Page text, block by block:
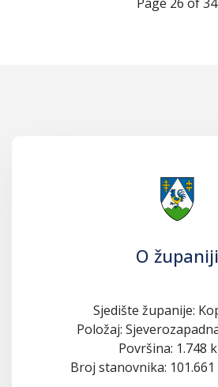
O županiji
Sjedište županije:
Položaj:
Površina: 1.748
Broj stanovnika: